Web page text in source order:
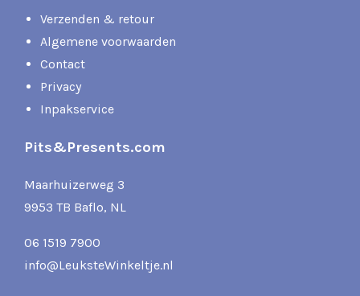
Verzenden & retour
Algemene voorwaarden
Contact
Privacy
Inpakservice
Pits&Presents.com
Maarhuizerweg 3
9953 TB Baflo, NL
06 1519 7900
info@LeuksteWinkeltje.nl